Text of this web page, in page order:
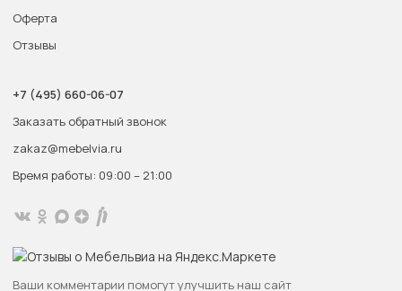
Оферта
Отзывы
+7 (495) 660-06-07
Заказать обратный звонок
zakaz@mebelvia.ru
Время работы: 09:00 – 21:00
Ваши комментарии помогут улучшить наш сайт